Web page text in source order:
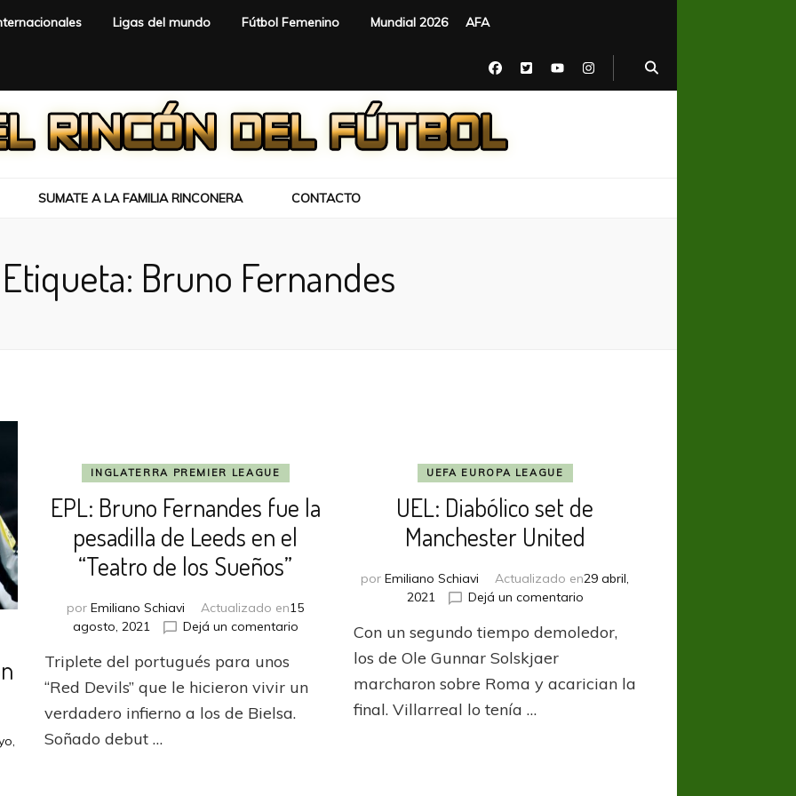
Ligas del mundo Fútbol Femenino Mundial 2026 AFA
SUMATE A LA FAMILIA RINCONERA CONTACTO
Etiqueta: Bruno Fernandes
INGLATERRA PREMIER LEAGUE
EPL: Bruno Fernandes fue la
pesadilla de Leeds en el
“Teatro de los Sueños”
porEmiliano Schiavi Actualizado en15
agosto, 2021
Dejá un comentarioen
Fernandes
Triplete del portugués para unos
“Red Devils” que le hicieron vivir un
verdadero infierno a los de Bielsa.
Soñado debut …
UEFA EUROPA LEAGUE
UEL: Diabólico set de
Manchester United
porEmiliano Schiavi Actualizado en29 abril,
2021
Dejá un comentarioen
Diabólico
Manchester
Con un segundo tiempo demoledor,
los de Ole Gunnar Solskjaer
marcharon sobre Roma y acarician la
final. Villarreal lo tenía …